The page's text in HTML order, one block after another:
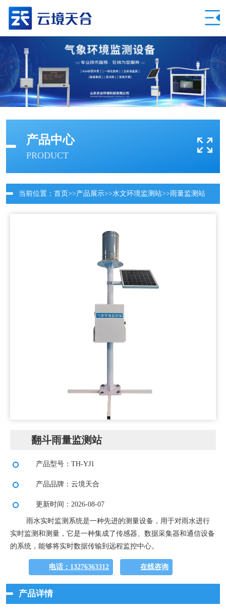
产品中心
PRODUCT
当前位置： 首页>>产品展示>>水文环境监测站>>雨量监测站
翻斗雨量监测站
产品型号：TH-YJ1
产品品牌：云境天合
更新时间：2026-08-07
雨水实时监测系统是一种先进的测量设备，用于对雨水进行
实时监测和测量，它是一种集成了传感器、数据采集器和通信设备
的系统，能够将实时数据传输到远程监控中心。
电话：13276363312 在线咨询
产品详情